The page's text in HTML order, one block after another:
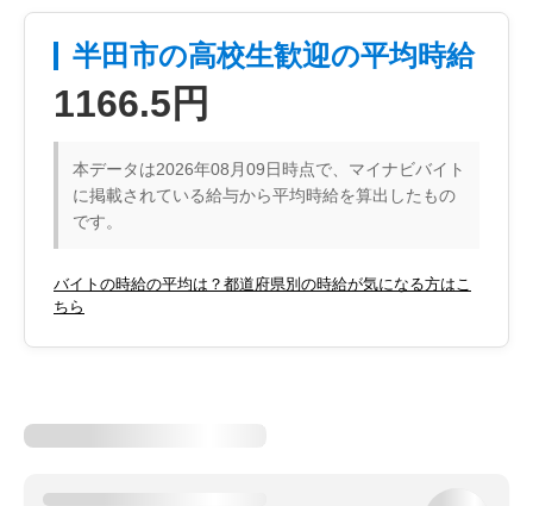
半田市の高校生歓迎の平均時給
1166.5円
本データは2026年08月09日時点で、マイナビバイト
に掲載されている給与から平均時給を算出したもの
です。
バイトの時給の平均は？都道府県別の時給が気になる方はこ
ちら